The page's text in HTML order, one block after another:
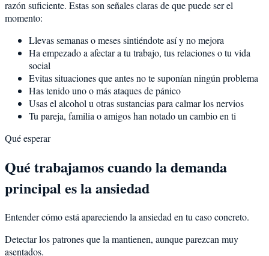
razón suficiente. Estas son señales claras de que puede ser el
momento:
Llevas semanas o meses sintiéndote así y no mejora
Ha empezado a afectar a tu trabajo, tus relaciones o tu vida
social
Evitas situaciones que antes no te suponían ningún problema
Has tenido uno o más ataques de pánico
Usas el alcohol u otras sustancias para calmar los nervios
Tu pareja, familia o amigos han notado un cambio en ti
Qué esperar
Qué trabajamos cuando la demanda
principal es la ansiedad
Entender cómo está apareciendo la ansiedad en tu caso concreto.
Detectar los patrones que la mantienen, aunque parezcan muy
asentados.